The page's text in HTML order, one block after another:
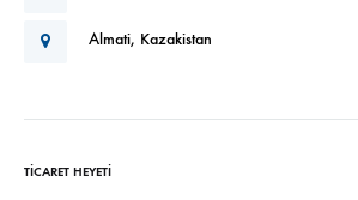
Almati, Kazakistan
TICARET HEYETI